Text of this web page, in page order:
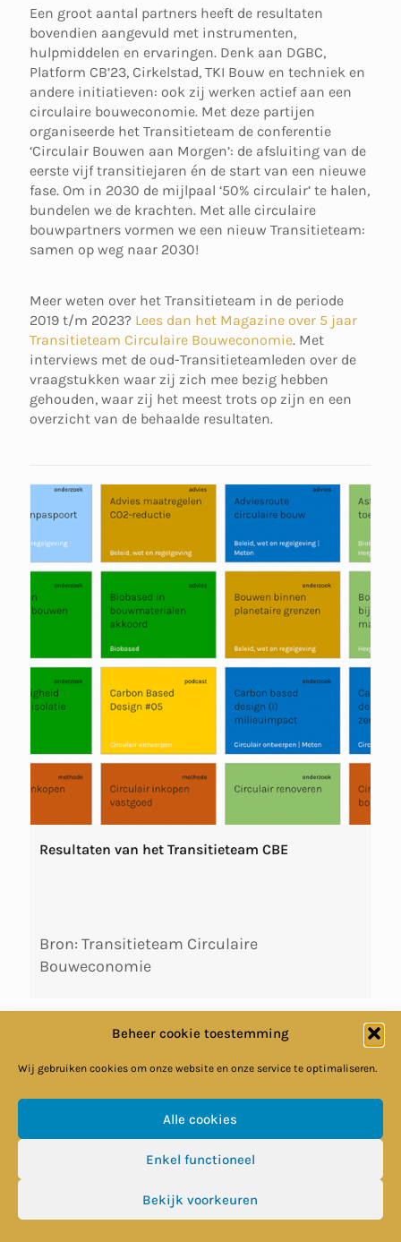
Beheer cookie toestemming
Wij gebruiken cookies om onze website en onze service te optimaliseren.
Alle cookies
Enkel functioneel
Bekijk voorkeuren
Een groot aantal partners heeft de resultaten
bovendien aangevuld met instrumenten,
hulpmiddelen en ervaringen. Denk aan DGBC,
Platform CB’23, Cirkelstad, TKI Bouw en techniek en
andere initiatieven: ook zij werken actief aan een
circulaire bouweconomie. Met deze partijen
organiseerde het Transitieteam de conferentie
‘Circulair Bouwen aan Morgen’: de afsluiting van de
eerste vijf transitiejaren én de start van een nieuwe
fase. Om in 2030 de mijlpaal ‘50% circulair’ te halen,
bundelen we de krachten. Met alle circulaire
bouwpartners vormen we een nieuw Transitieteam:
samen op weg naar 2030!
Meer weten over het Transitieteam in de periode
2019 t/m 2023? Lees dan het Magazine over 5 jaar
Transitieteam Circulaire Bouweconomie. Met
interviews met de oud-Transitieteamleden over de
vraagstukken waar zij zich mee bezig hebben
gehouden, waar zij het meest trots op zijn en een
overzicht van de behaalde resultaten.
Resultaten van het Transitieteam CBE
Bron: Transitieteam Circulaire
Bouweconomie